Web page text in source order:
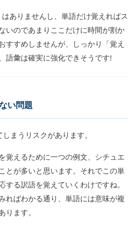
ありませんし、単語だけ覚えればス
いのであまりここだけに時間が割か
すすめしませんが、しっかり「覚え
語彙は確実に強化できそうです!
い問題
まうリスクがあります。
覚えるために一つの例文、シチュエ
とが多いと思います。それでこの単
する訳語を覚えていくわけですね。
ればわかる通り、単語には意味が複
ます。